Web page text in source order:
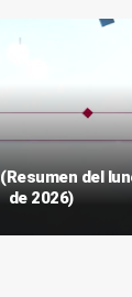
del
de 2026)